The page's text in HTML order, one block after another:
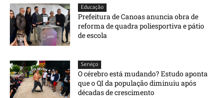
Educação
Prefeitura de Canoas anuncia obra de
reforma de quadra poliesportiva e pátio
de escola
Serviço
O cérebro está mudando? Estudo aponta
que o QI da população diminuiu após
décadas de crescimento